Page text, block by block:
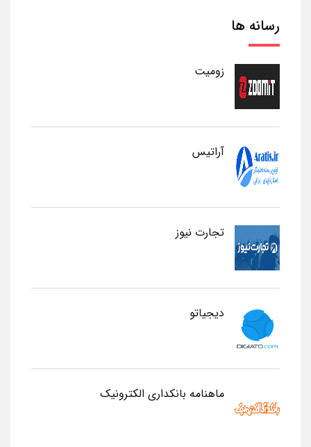
رسانه ها
زومیت
آراتیس
تجارت نیوز
دیجیاتو
ماهنامه بانکداری الکترونیک